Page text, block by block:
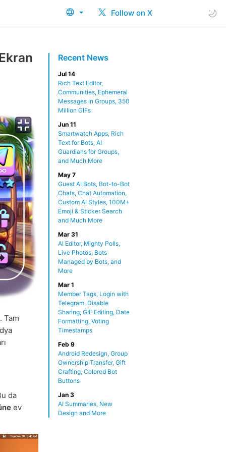
Follow on X
Recent News
Jul 14
Rich Text Editor,
Communities, Ephemeral
Messages in Groups, 350
Million GIFs
Jun 11
Smartwatch Apps, Rich
Text for Bots, AI
Guardians for Groups,
and Much More
May 7
Guest AI Bots, Bot-to-Bot
Chats, Chat Automation,
Custom AI Styles, 100M+
Emoji & Sticker Search
and Much More
Mar 31
AI Editor, Mighty Polls,
Live Photos, Bots
Managed by Bots, and
More
Mar 1
Member Tags, Login with
Telegram, Disable
Sharing, GIF Editing, Date
Formatting, Voting
Timestamps
Feb 9
Android Redesign, Group
Ownership Transfer, Gift
Crafting, Colored Bot
Buttons
Jan 3
AI Summaries, New
Design and More
Tam
da
ev